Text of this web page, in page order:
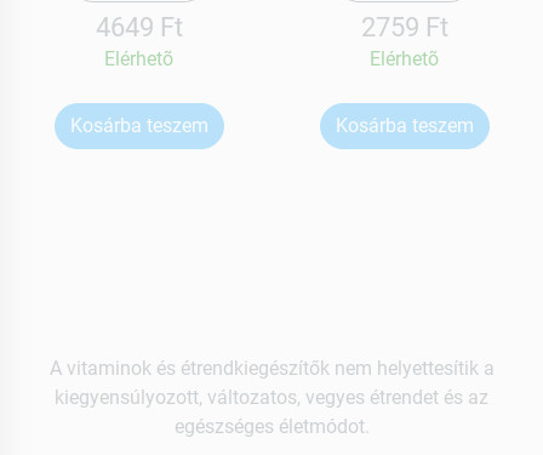
4649 Ft
Elérhetõ
Kosárba teszem
2759 Ft
Elérhetõ
Kosárba teszem
A vitaminok és étrendkiegészítők nem helyettesítik a
kiegyensúlyozott, változatos, vegyes étrendet és az
egészséges életmódot.